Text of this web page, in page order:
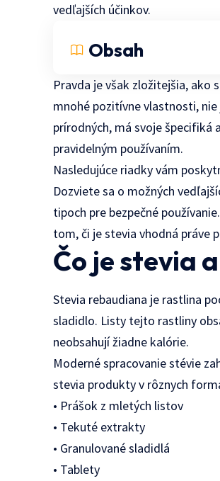
vedľajších účinkov.
Obsah
Pravda je však zložitejšia, ako
mnohé pozitívne vlastnosti,
prírodných, má svoje špecifiká
pravidelným používaním.
Nasledujúce riadky vám
Dozviete sa o možných
tipoch pre bezpečné
tom, či je stevia vhodná práve
Čo je stevia
Stevia rebaudiana je rastlina
sladidlo. Listy tejto rastliny
neobsahují žiadne kalórie.
Moderné spracovanie stévie
stevia produkty v rôznych
• Prášok z mletých listov
• Tekuté extrakty
• Granulované sladidlá
• Tablety